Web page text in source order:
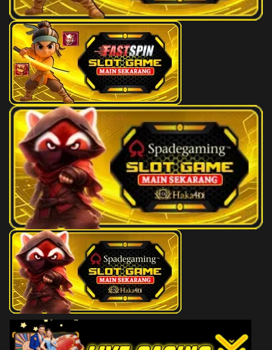
143
Berciuman 3D
789
144
Tapis
145
Berenang
146
Beri Makan Ikan
147
Beri Minum Susu
148
Beri Pada Si Mati 3D
451
149
Beri Sedekah 3D
160
150
Berjalan 3D
390
151
Berjalan 3D
540
152
Berjudi 3D
190
153
Berkabung 3D
577
154
Berkasih-kasihan
155
Berkelahi
156
Berkelahi
157
Berkencan 3D
560
158
Berkokok 3D
880